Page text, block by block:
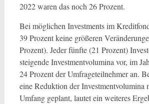
2022 waren das noch 26 Prozent.
Bei möglichen Investments im
39 Prozent keine größeren
Prozent). Jeder fünfte (21 Prozent)
steigende Investmentvolumina vor, im
24 Prozent der Umfrageteilnehmer an.
eine Reduktion der Investmentvolumina
Umfang geplant, lautet ein weiteres